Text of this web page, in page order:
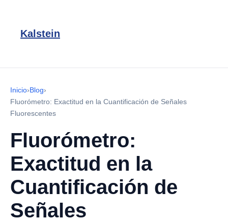
Kalstein
Inicio›Blog›
Fluorómetro: Exactitud en la Cuantificación de Señales
Fluorescentes
Fluorómetro:
Exactitud en la
Cuantificación de
Señales